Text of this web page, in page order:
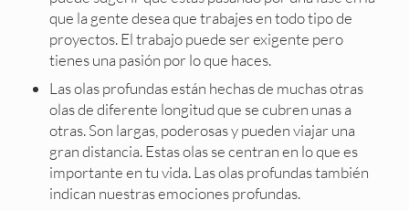
que la gente desea que trabajes en todo tipo de
proyectos. El trabajo puede ser exigente pero
tienes una pasión por lo que haces.
Las olas profundas están hechas de muchas otras
olas de diferente longitud que se cubren unas a
otras. Son largas, poderosas y pueden viajar una
gran distancia. Estas olas se centran en lo que es
importante en tu vida. Las olas profundas también
indican nuestras emociones profundas.